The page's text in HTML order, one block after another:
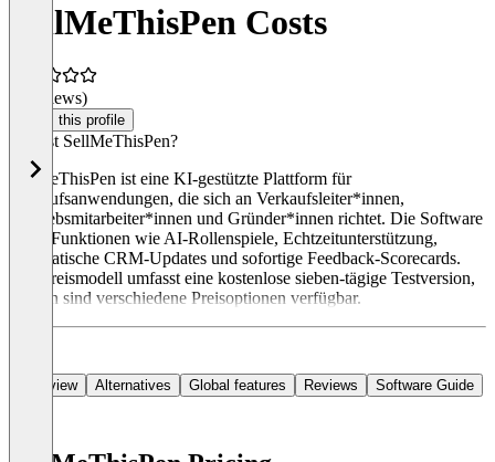
SellMeThisPen Costs
(0 reviews)
Claim this profile
Was ist SellMeThisPen?
SellMeThisPen ist eine KI-gestützte Plattform für
Verkaufsanwendungen, die sich an Verkaufsleiter*innen,
Vertriebsmitarbeiter*innen und Gründer*innen richtet. Die Software
bietet Funktionen wie AI-Rollenspiele, Echtzeitunterstützung,
automatische CRM-Updates und sofortige Feedback-Scorecards.
Das Preismodell umfasst eine kostenlose sieben-tägige Testversion,
danach sind verschiedene Preisoptionen verfügbar.
Overview Alternatives Global features Reviews Software Guide